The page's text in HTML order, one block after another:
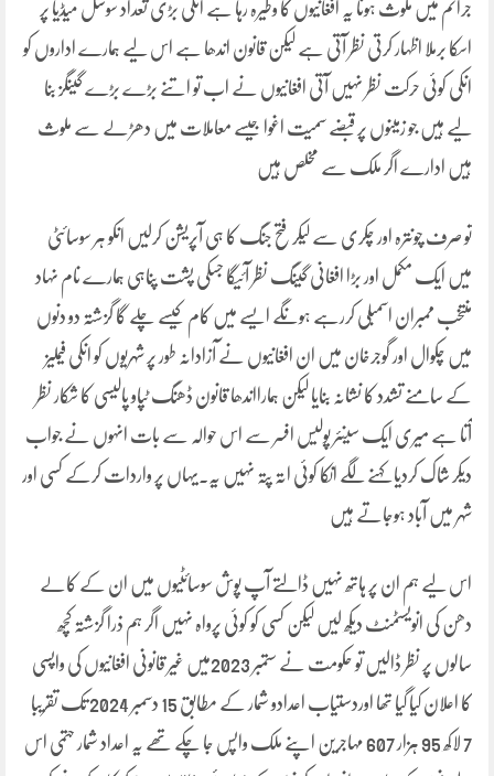
جرائم میں ملوث ہونا یہ افغانیوں کا وطیرہ رہا ہے انکی بڑی تعداد سوشل میڈیا پر
اسکا برملا اظہار کرتی نظر آتی ہے لیکن قانون اندھا ہے اس لیے ہمارے اداروں کو
انکی کوئی حرکت نظر نہیں آتی افغانیوں نے اب تو اتنے بڑے بڑے گینگز بنا
لیے ہیں جو زمینوں پر قبضے سمیت اغوا جیسے معاملات میں دھڑلے سے ملوث
ہیں ادارے اگر ملک سے مخلص ہیں
تو صرف چونترہ اور چکری سے لیکر فتح جنگ کا ہی آپریشن کرلیں انکو ہر سوسائٹی
میں ایک مکمل اور بڑا افغانی گینگ نظر آئیگا جسکی پشت پناہی ہمارے نام نہاد
منتخب ممبران اسمبلی کررہے ہونگے ایسے میں کام کیسے چلے گا گزشتہ دو دنوں
میں چکوال اور گوجرخان میں ان افغانیوں نے آزادانہ طور پر شہریوں کو انکی فیملیز
کے سامنے تشدد کا نشانہ بنایا لیکن ہمارااندھا قانون ڈھنگ ٹپاو پالیسی کا شکار نظر
آتا ہے میری ایک سینئر پولیس افسر سے اس حوالہ سے بات انہوں نے جواب
دیکر شاک کردیا کہنے لگے انکا کوئی اتہ پتہ نہیں یہ۔یہاں پر واردات کرکے کسی اور
شہر میں آباد ہوجاتے ہیں
اس لیے ہم ان پر ہاتھ نہیں ڈالتے آپ پوش سوسائٹیوں میں ان کے کالے
دھن کی انویسٹمنٹ دیکھ لیں لیکن کسی کو کوئی پرواہ نہیں اگر ہم ذرا گزشتہ کچھ
سالوں پر نظر ڈالیں تو حکومت نے ستمبر 2023میں غیر قانونی افغانیوں کی واپسی
کا اعلان کیا گیا تھا اوردستیاب اعدادو شمار کے مطابق 15 دسمبر 2024 تک تقریبا
7 لاکھ 95 ہزار 607 مہاجرین اپنے ملک واپس جا چکے تھے یہ اعداد شمار حتمی اس